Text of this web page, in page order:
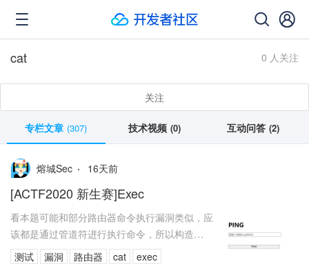
0 人关注
cat
关注
专栏文章 (307) 技术视频 (0) 互动问答 (2)
熔城Sec 16天前
[ACTF2020 新生赛]Exec
看本题可能和部分路由器命令执行漏洞类似，应
该都是通过管道符进行执行命令，所以构造
payload进行测试看看
测试 漏洞 路由器 cat exec